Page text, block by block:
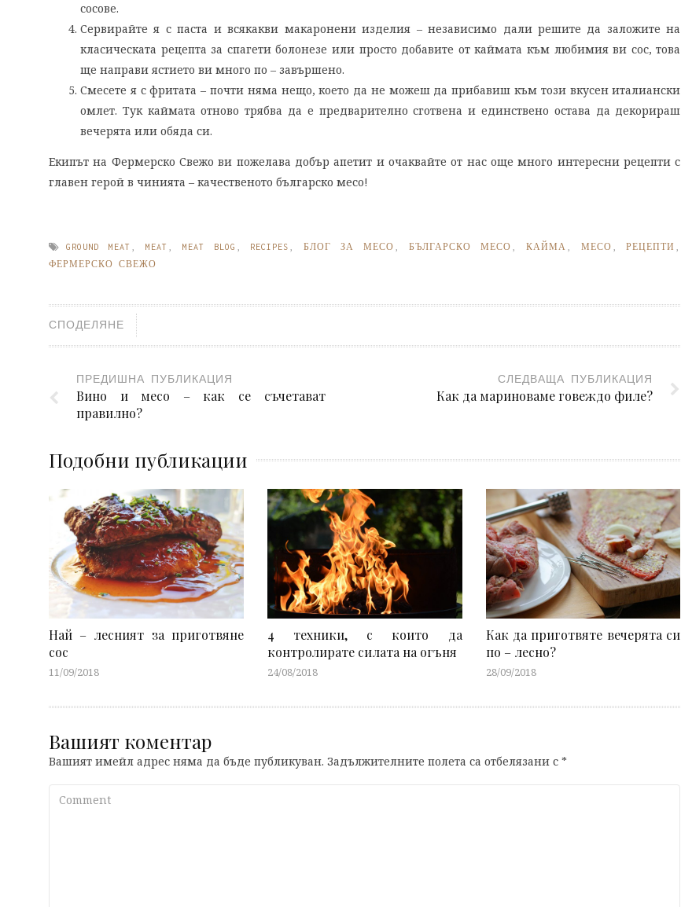
сосове.
Сервирайте я с паста и всякакви макаронени изделия – независимо дали решите да заложите на
класическата рецепта за спагети болонезе или просто добавите от каймата към любимия ви сос, това
ще направи ястието ви много по – завършено.
Смесете я с фритата – почти няма нещо, което да не можеш да прибавиш към този вкусен италиански
омлет. Тук каймата отново трябва да е предварително сготвена и единствено остава да декорираш
вечерята или обяда си.
Екипът на Фермерско Свежо ви пожелава добър апетит и очаквайте от нас още много интересни рецепти с
главен герой в чинията – качественото българско месо!
GROUND MEAT MEAT MEAT BLOG RECIPES ,БЛОГ ЗА МЕСО БЪЛГАРСКО МЕСО КАЙМА МЕСО ,РЕЦЕПТИ
ФЕРМЕРСКО СВЕЖО
СПОДЕЛЯНЕ
ПРЕДИШНА ПУБЛИКАЦИЯ
Вино и месо – как се съчетават
правилно?
СЛЕДВАЩА ПУБЛИКАЦИЯ
Как да мариноваме говеждо филе?
Подобни публикации
Най – лесният за приготвяне
сос
11/09/2018
4 техники, с които да
контролирате силата на огъня
24/08/2018
Как да приготвяте вечерята си
по – лесно?
28/09/2018
Вашият коментар
Вашият имейл адрес няма да бъде публикуван. Задължителните полета са отбелязани с*
Comment